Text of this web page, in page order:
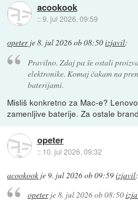
acookook
::9. jul 2026, 09:59
opeterje8. jul 2026 ob 08:50izjavil:
Pravilno. Zdaj pa še ostali
elektronike. Komaj čakam na
baterijami.
Misliš konkretno za Mac-e?
zamenljive baterije. Za ostale
opeter
:: 10. jul 2026, 09:32
acookook je9. jul 2026 ob 09:59izjavil:
opeterje8. jul 2026 ob 08:50